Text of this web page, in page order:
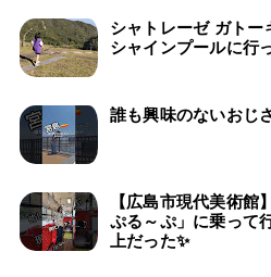
シャトレーゼ ガト
シャインプールに行
誰も興味のないおじ
【広島市現代美術館
ぷる～ぷ」に乗って
上だった✨